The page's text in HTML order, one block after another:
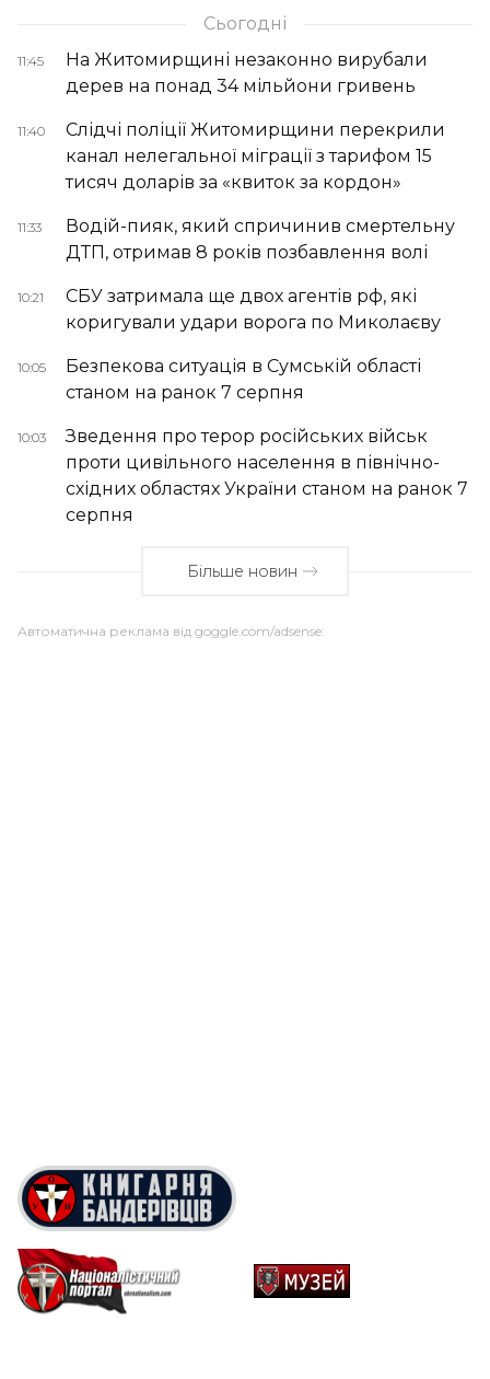
Сьогодні
11:45
На Житомирщині незаконно вирубали
дерев на понад 34 мільйони гривень
11:40
Слідчі поліції Житомирщини перекрили
канал нелегальної міграції з тарифом 15
тисяч доларів за «квиток за кордон»
11:33
Водій-пияк, який спричинив смертельну
ДТП, отримав 8 років позбавлення волі
10:21
СБУ затримала ще двох агентів рф, які
коригували удари ворога по Миколаєву
10:05
Безпекова ситуація в Сумській області
станом на ранок 7 серпня
10:03
Зведення про терор російських військ
проти цивільного населення в північно-
східних областях України станом на ранок 7
серпня
Більше новин
Автоматична реклама від goggle.com/adsense: